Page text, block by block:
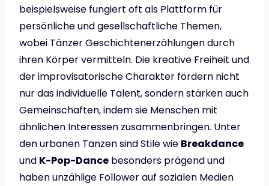
beispielsweise fungiert oft als Plattform für
persönliche und gesellschaftliche Themen,
wobei Tänzer Geschichtenerzählungen durch
ihren Körper vermitteln. Die kreative Freiheit und
der improvisatorische Charakter fördern nicht
nur das individuelle Talent, sondern stärken auch
Gemeinschaften, indem sie Menschen mit
ähnlichen Interessen zusammenbringen. Unter
den urbanen Tänzen sind Stile wie Breakdance
und K-Pop-Dance besonders prägend und
haben unzählige Follower auf sozialen Medien